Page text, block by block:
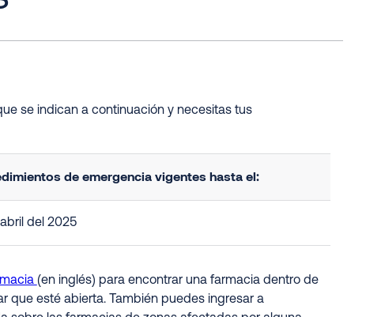
se indican a continuación y necesitas tus
de emergencia vigentes hasta el:
del 2025
(en inglés) para encontrar una farmacia dentro de
que esté abierta. También puedes ingresar a